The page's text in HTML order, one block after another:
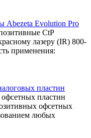
Abezeta Evolution Pro
CtP
лазеру (IR) 800-
применения:
пластин
пластин
офсетных
любых